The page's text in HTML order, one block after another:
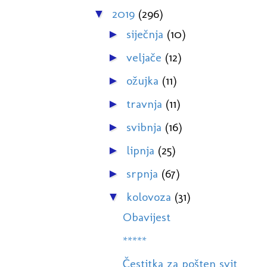
▼ 2019 (296)
► siječnja (10)
► veljače (12)
► ožujka (11)
► travnja (11)
► svibnja (16)
► lipnja (25)
► srpnja (67)
▼ kolovoza (31)
Obavijest
*****
Čestitka za pošten svit